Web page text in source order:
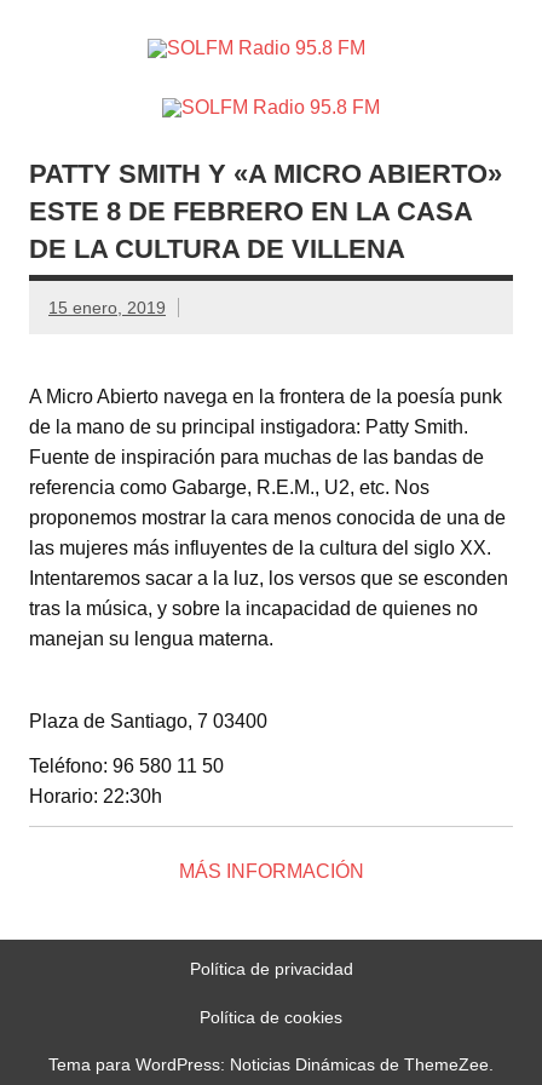
Crevillente, Radio en Vega Baja y Radio en el Medio
Vinalopó
PATTY SMITH Y «A MICRO ABIERTO»
ESTE 8 DE FEBRERO EN LA CASA
DE LA CULTURA DE VILLENA
15 enero, 2019
A Micro Abierto navega en la frontera de la poesía punk
de la mano de su principal instigadora: Patty Smith.
Fuente de inspiración para muchas de las bandas de
referencia como Gabarge, R.E.M., U2, etc. Nos
proponemos mostrar la cara menos conocida de una de
las mujeres más influyentes de la cultura del siglo XX.
Intentaremos sacar a la luz, los versos que se esconden
tras la música, y sobre la incapacidad de quienes no
manejan su lengua materna.
Plaza de Santiago, 7 03400
Teléfono: 96 580 11 50
Horario: 22:30h
MÁS INFORMACIÓN
Política de privacidad
Política de cookies
Tema para WordPress: Noticias Dinámicas de ThemeZee.